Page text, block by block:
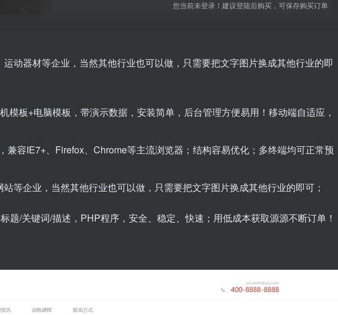
您当前未登录！建议登陆后购买，可保存购买订单
动器材等企业，当然其他行业也可以做，只需要把文字图片换成其他行业的即
模板+电脑模板，带演示数据，安装简单，后台管理方便易用！移动端自适应，
兼容IE7+、Firefox、Chrome等主流浏览器；结构容易优化；多终端均可正常预
等企业，当然其他行业也可以做，只需要把文字图片换成其他行业的即可；
题/关键词/描述，PHP程序，安全、稳定、快速；用低成本获取源源不断订单！